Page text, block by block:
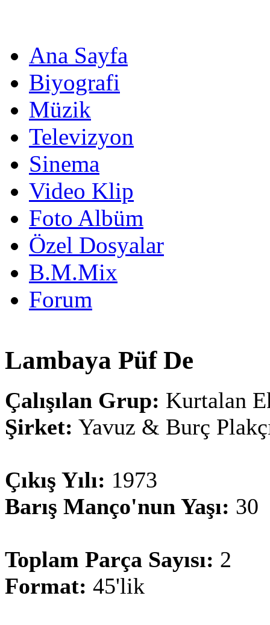
Ana Sayfa
Biyografi
Müzik
Televizyon
Sinema
Video Klip
Foto Albüm
Özel Dosyalar
B.M.Mix
Forum
Lambaya Püf De
Çalışılan Grup: Kurtalan
Şirket: Yavuz & Burç
Çıkış Yılı: 1973
Barış Manço'nun Yaşı: 30
Toplam Parça Sayısı: 2
Format: 45'lik